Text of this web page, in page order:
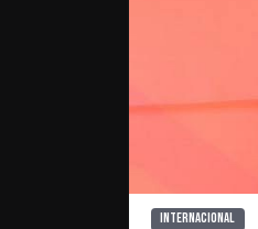
Internacional